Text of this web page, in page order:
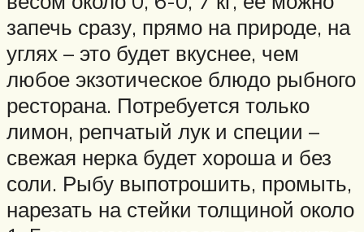
запечь сразу, прямо на природе, на
углях – это будет вкуснее, чем
любое экзотическое блюдо рыбного
ресторана. Потребуется только
лимон, репчатый лук и специи –
свежая нерка будет хороша и без
соли. Рыбу выпотрошить, промыть,
нарезать на стейки толщиной около